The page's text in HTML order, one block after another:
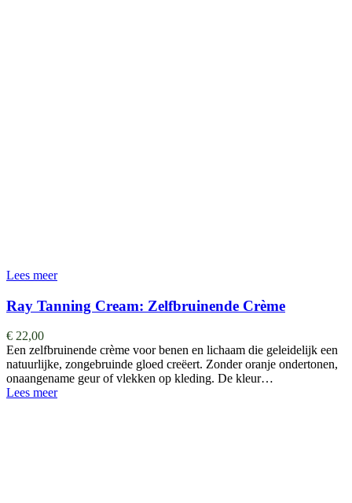
Lees meer
Ray Tanning Cream: Zelfbruinende Crème
€ 22,00
Een zelfbruinende crème voor benen en lichaam die geleidelijk een
natuurlijke, zongebruinde gloed creëert. Zonder oranje ondertonen,
onaangename geur of vlekken op kleding. De kleur…
Lees meer